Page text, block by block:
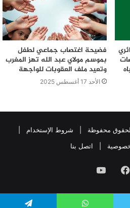
فضيحة اغتصاب جماعي لطفل
بموسم مولاي عبد الله تهز المغرب
وتعيد ملف العقوبات للواجهة
الأحد 17 أغسطس 2025
شروط الإستخدام
اتصل بنا
فيسبوكيوتيوب